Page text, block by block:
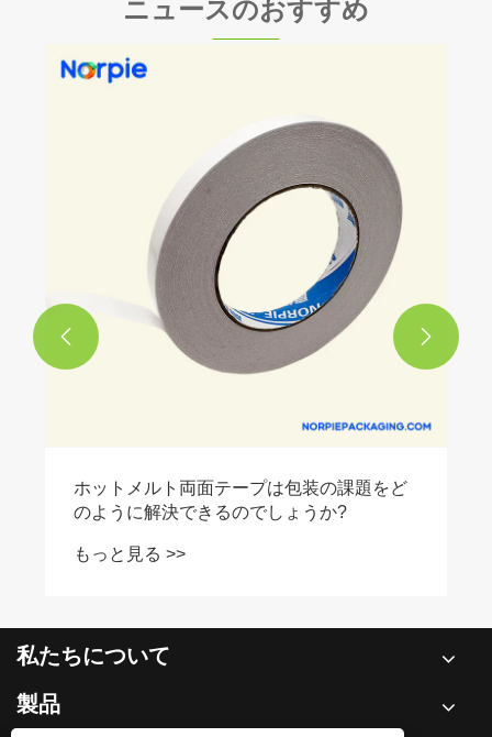
ニュースのおすすめ
ホットメルト両面テープは包装の課題をど
のように解決できるのでしょうか?
もっと見る >>
 
私たちについて
製品